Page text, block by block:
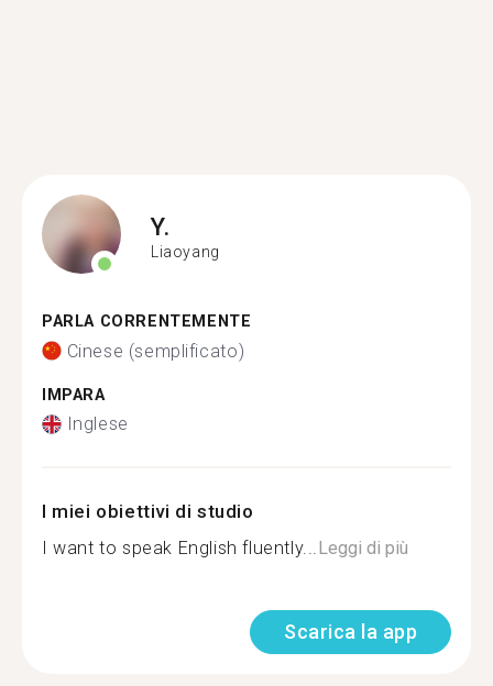
Y.
Liaoyang
PARLA CORRENTEMENTE
Cinese (semplificato)
IMPARA
Inglese
I miei obiettivi di studio
I want to speak English fluently...Leggi di più
Scarica la app